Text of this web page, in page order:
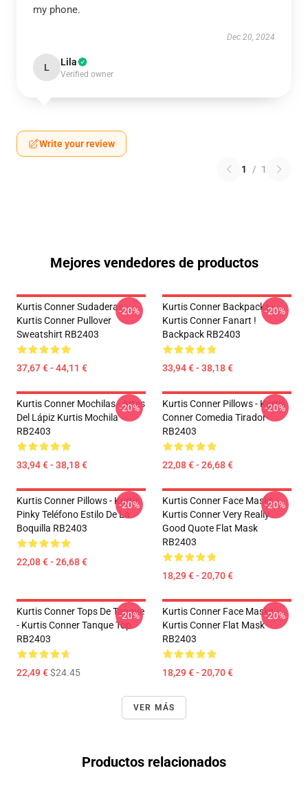
my phone.
Dec 20, 2024
L Lila
Verified owner
Write your review
1 / 1
Mejores vendedores de productos
Kurtis Conner Sudaderas -
Kurtis Conner Pullover
Sweatshirt RB2403
37,67 € - 44,11 €
-20%
Kurtis Conner Backpacks -
Kurtis Conner Fanart !
Backpack RB2403
33,94 € - 38,18 €
-20%
Kurtis Conner Mochilas - Artes
Del Lápiz Kurtis Mochila
RB2403
33,94 € - 38,18 €
-20%
Kurtis Conner Pillows - Kurtis
Conner Comedia Tirador
RB2403
22,08 € - 26,68 €
-20%
Kurtis Conner Pillows - Kurtis
Pinky Teléfono Estilo De La
Boquilla RB2403
22,08 € - 26,68 €
-20%
Kurtis Conner Face Masks -
Kurtis Conner Very Really
Good Quote Flat Mask
RB2403
18,29 € - 20,70 €
-20%
Kurtis Conner Tops De Tanque
- Kurtis Conner Tanque Top
RB2403
22,49 €$24.45
-20%
Kurtis Conner Face Masks -
Kurtis Conner Flat Mask
RB2403
18,29 € - 20,70 €
-20%
VER MÁS
Productos relacionados